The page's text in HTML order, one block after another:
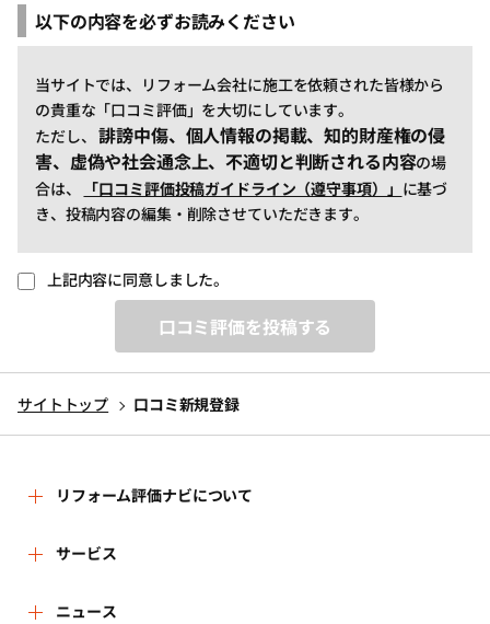
以下の内容を必ずお読みください
当サイトでは、リフォーム会社に施工を依頼された皆様から
の貴重な「口コミ評価」を大切にしています。
ただし、誹謗中傷、個人情報の掲載、知的財産権の侵
害、虚偽や社会通念上、不適切と判断される内容の場
合は、
「口コミ評価投稿ガイドライン（遵守事項）」 に基づ
き、投稿内容の編集・削除させていただきます。
上記内容に同意しました。
口コミ評価を投稿する
サイトトップ 口コミ新規登録
リフォーム評価ナビについて
リフォーム評価ナビとは
運営体制
サービス
リフォーム会社を探す
ニュース